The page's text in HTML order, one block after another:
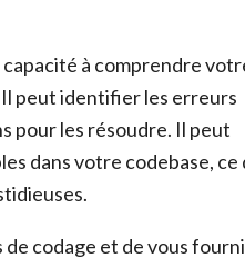
capacité à comprendre
peut identifier les erreurs
pour les résoudre. Il peut
dans votre codebase, ce
codage et de vous